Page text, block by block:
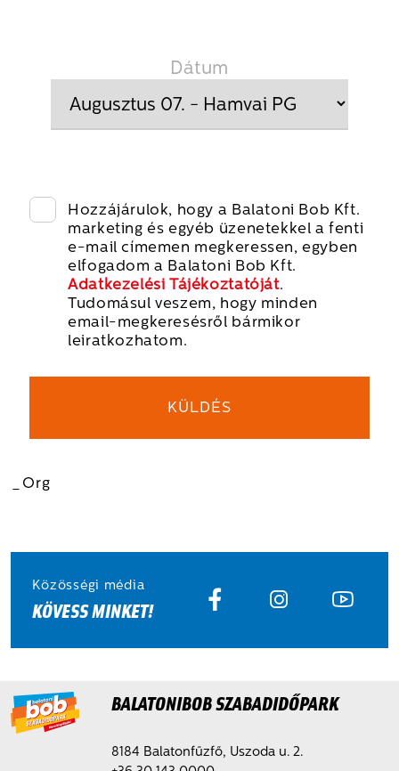
Dátum
Hozzájárulok, hogy a Balatoni Bob Kft.
marketing és egyéb üzenetekkel a fenti
e-mail címemen megkeressen, egyben
elfogadom a Balatoni Bob Kft.
Adatkezelési Tájékoztatóját.
Tudomásul veszem, hogy minden
email-megkeresésről bármikor
leiratkozhatom.
_Org
Közösségi média
KÖVESS MINKET!
BALATONIBOB SZABADIDŐPARK
8184 Balatonfűzfő, Uszoda u. 2.